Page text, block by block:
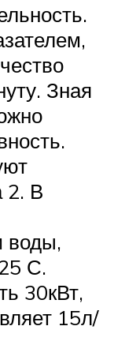
Зная
2. В
воды,
С.
30кВт,
15л/